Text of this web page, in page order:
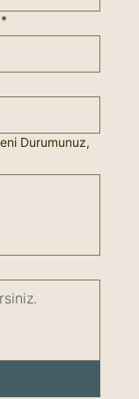
*
Durumunuz,